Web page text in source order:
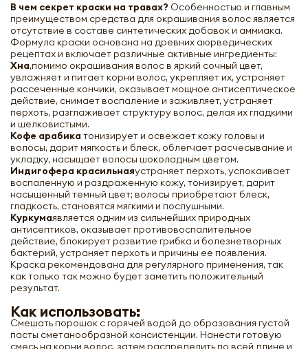
В чем секрет краски на травах? Особенностью и главным
преимуществом средства для окрашивания волос является
отсутствие в составе синтетических добавок и аммиака.
Формула краски основана на древних аюрведических
рецептах и включает различные активные ингредиенты:
Хна,помимо окрашивания волос в яркий сочный цвет,
увлажняет и питает корни волос, укрепляет их, устраняет
рассеченные кончики, оказывает мощное антисептическое
действие, снимает воспаление и заживляет, устраняет
перхоть, разглаживает структуру волос, делая их гладкими
и шелковистыми.
Кофе арабика тонизирует и освежает кожу головы и
волосы, дарит мягкость и блеск, облегчает расчесывание и
укладку, насыщает волосы шоколадным цветом.
Индигофера красильнаяустраняет перхоть, успокаивает
воспаленную и раздраженную кожу, тонизирует, дарит
насыщенный темный цвет; волосы приобретают блеск,
гладкость, становятся мягкими и послушными.
Куркумаявляется одним из сильнейших природных
антисептиков, оказывает противовоспалительное
действие, блокирует развитие грибка и болезнетворных
бактерий, устраняет перхоть и причины ее появления.
Краска рекомендована для регулярного применения, так
как только так можно будет заметить положительный
результат.
Как использовать:
Смешать порошок с горячей водой до образования густой
пасты сметанообразной консистенции. Нанести готовую
смесь на корни волос, затем распределить по всей длине и